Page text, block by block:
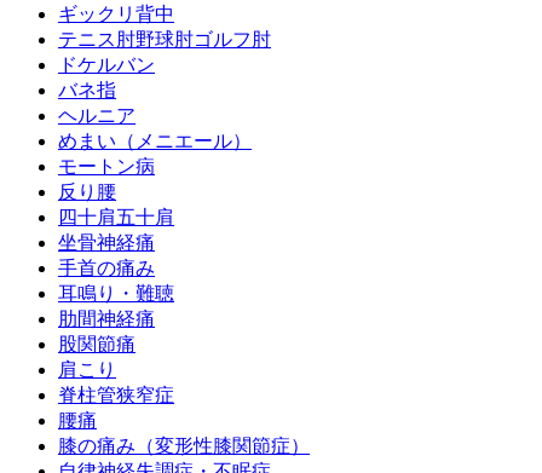
ギックリ背中
テニス肘野球肘ゴルフ肘
ドケルバン
バネ指
ヘルニア
めまい（メニエール）
モートン病
反り腰
四十肩五十肩
坐骨神経痛
手首の痛み
耳鳴り・難聴
肋間神経痛
股関節痛
肩こり
脊柱管狭窄症
腰痛
膝の痛み（変形性膝関節症）